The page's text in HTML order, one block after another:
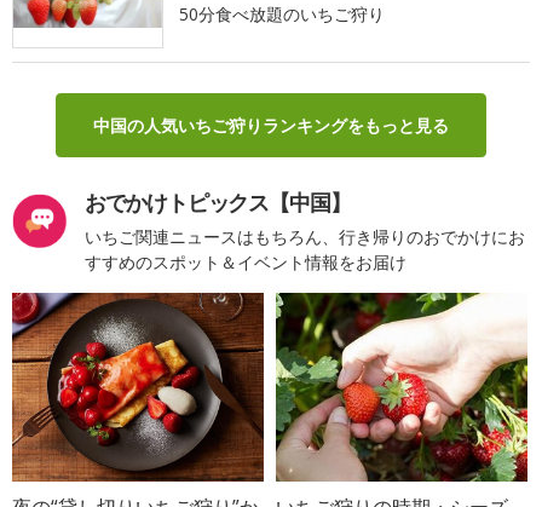
50分食べ放題のいちご狩り
中国の人気いちご狩りランキングをもっと見る
おでかけトピックス【中国】
いちご関連ニュースはもちろん、行き帰りのおでかけにお
すすめのスポット＆イベント情報をお届け